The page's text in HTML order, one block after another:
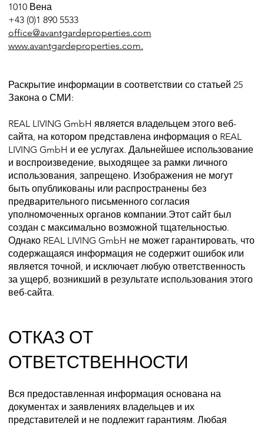
1010 Вена
+43 (0)1 890 5533
office@avantgardeproperties.com
www.avantgardeproperties.com.
Раскрытие информации в соответствии со статьей 25
Закона о СМИ:
REAL LIVING GmbH является владельцем этого веб-
сайта, на котором представлена информация о REAL
LIVING GmbH и ее услугах. Дальнейшее использование
и воспроизведение, выходящее за рамки личного
использования, запрещено. Изображения не могут
быть опубликованы или распространены без
предварительного письменного согласия
уполномоченных органов компании.Этот сайт был
создан с максимально возможной тщательностью.
Однако REAL LIVING GmbH не может гарантировать, что
содержащаяся информация не содержит ошибок или
является точной, и исключает любую ответственность
за ущерб, возникший в результате использования этого
веб-сайта.
ОТКАЗ ОТ
ОТВЕТСТВЕННОСТИ
Вся предоставленная информация основана на
документах и заявлениях владельцев и их
представителей и не подлежит гарантиям. Любая